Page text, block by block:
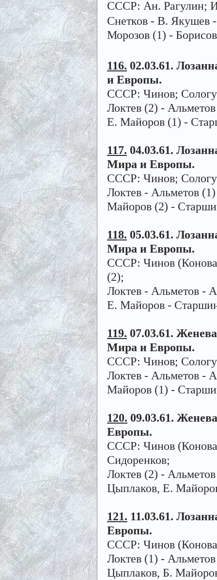
СССР: Ан. Рагулин;
Снетков - В. Якушев
Морозов (1) -
116. 02.03.61.
и Европы.
СССР: Чинов;
Локтев (2) -
Е. Майоров (1) -
117. 04.03.61.
Мира и Европы.
СССР: Чинов;
Локтев - Альметов
Майоров (2) -
118. 05.03.61.
Мира и Европы.
СССР: Чинов
(2);
Локтев - Альметов -
Е. Майоров -
119. 07.03.61.
Мира и Европы.
СССР: Чинов;
Локтев - Альметов -
Майоров (1) -
120. 09.03.61.
Европы.
СССР: Чинов
Сидоренков;
Локтев (2) -
Цыплаков, Е.
121. 11.03.61.
Европы.
СССР: Чинов
Локтев (1) -
Цыплаков, Б.